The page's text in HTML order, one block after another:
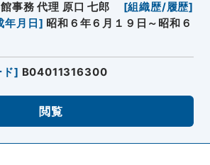
事務 代理 原口 七郎
[組織歴/履歴]
年月日 ] 昭和６年６月１９日～昭和６
ド] B04011316300
閲覧